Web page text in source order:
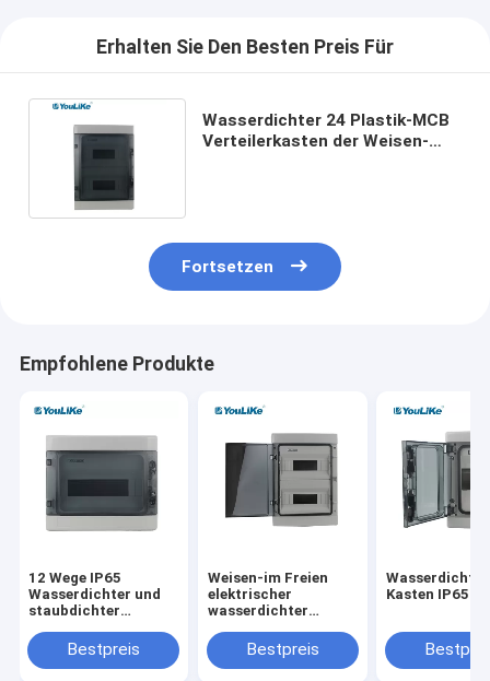
Erhalten Sie Den Besten Preis Für
Wasserdichter 24 Plastik-MCB
Verteilerkasten der Weisen-
Fortsetzen
Empfohlene Produkte
12 Wege IP65
Wasserdichter und
staubdichter
BOX ABS PC Material
Bestpreis
Weisen-im Freien
elektrischer
wasserdichter
Kasten MCB des
Leistungsschalter-
Bestpreis
Wasserdichter
Kasten IP65